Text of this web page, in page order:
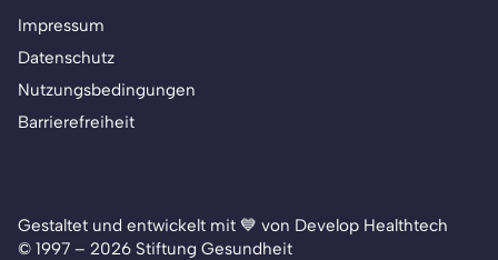
Impressum
Datenschutz
Nutzungsbedingungen
Barrierefreiheit
Gestaltet und entwickelt mit 💙 von Develop Healthtech
© 1997 – 2026 Stiftung Gesundheit